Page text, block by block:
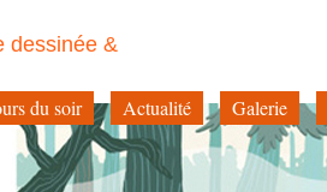
dessinée &
du soir Actualité Galerie